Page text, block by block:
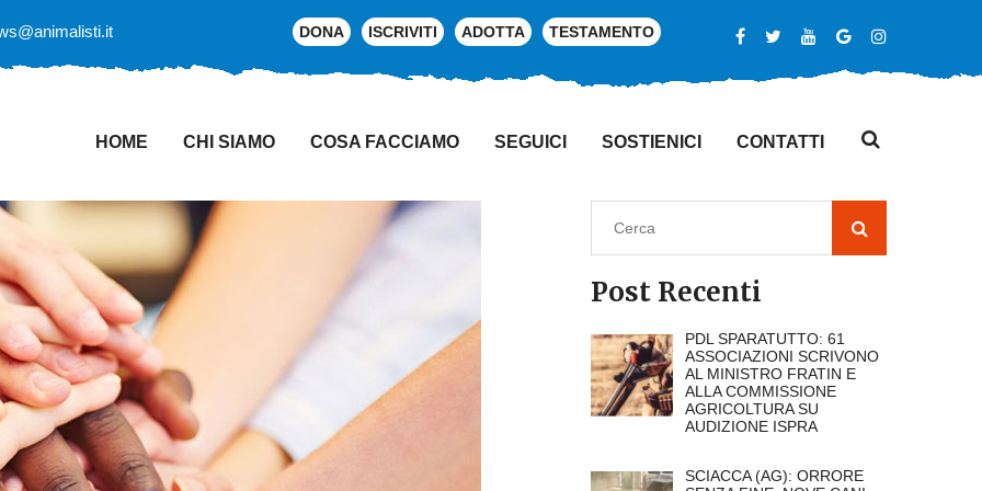
DONA ISCRIVITI ADOTTA TESTAMENTO
HOME CHI SIAMO COSA FACCIAMO SEGUICI SOSTIENICI CONTATTI
Post Recenti
PDL SPARATUTTO: 61
ASSOCIAZIONI SCRIVONO
AL MINISTRO FRATIN E
ALLA COMMISSIONE
AGRICOLTURA SU
AUDIZIONE ISPRA
SCIACCA (AG): ORRORE